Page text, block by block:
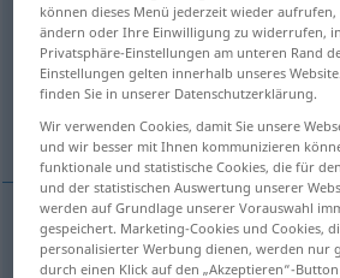
Übersicht aller Übersetzungen
(Für mehr Details die Übersetzung
sentire provare, sentire
sentire fühlenkörperlich
können dieses Menü jederzeit wieder
ändern oder Ihre Einwilligung zu widerrufen,
Privatsphäre-Einstellungen am unteren Rand
Einstellungen gelten innerhalb unseres
finden Sie in unserer Datenschutzerklärung.
Wir verwenden Cookies, damit Sie unsere
und wir besser mit Ihnen kommunizieren
funktionale und statistische Cookies, die für
und der statistischen Auswertung unserer
werden auf Grundlage unserer Vorauswahl
gespeichert. Marketing-Cookies und Cookies,
personalisierter Werbung dienen, werden nur
durch einen Klick auf den „Akzeptieren“-